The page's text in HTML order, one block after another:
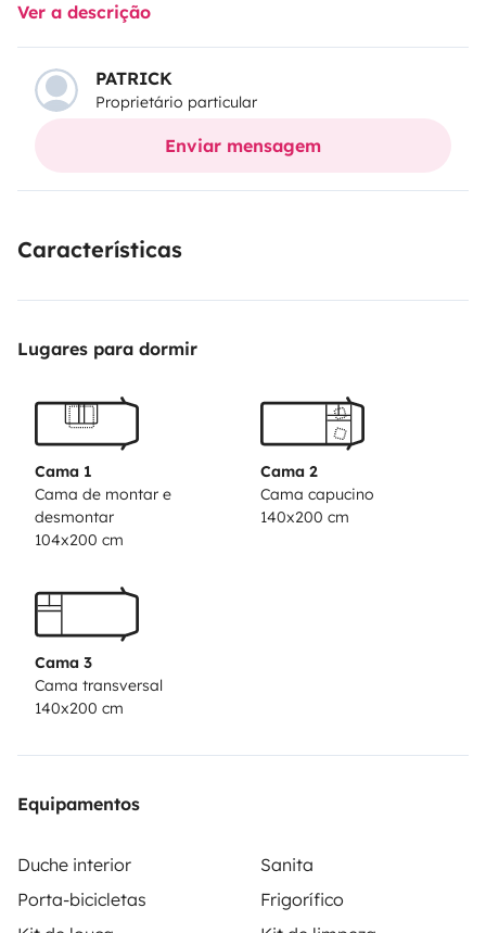
170L/usées 110L
gaz, vaisselles, couverts, nappechauffage truma,
chauffage de route, 2 bouteilles de gaz
antenne automatique,store extérieur, protection
isotherme intérieur pour pare brise et vitres, volet
velos 4 avec possibiliter de mettre 1 vélos dans la
PASSIONGuide des aires et stationnements
Ver a descrição
PATRICK
Proprietário particular
Enviar mensagem
Características
Lugares para dormir
Cama 1
Cama de montar e
desmontar
104x200 cm
Cama 2
Cama capucino
140x200 cm
Cama 3
Cama transversal
140x200 cm
Equipamentos
Duche interior
Sanita
Porta-bicicletas
Frigorífico